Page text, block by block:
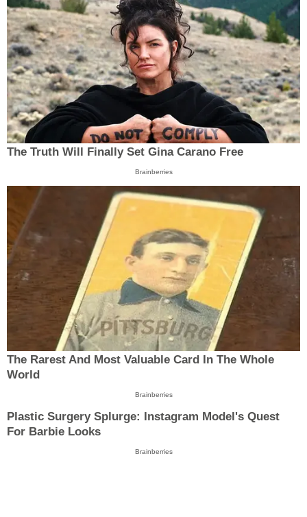
The Truth Will Finally Set Gina Carano Free
Brainberries
The Rarest And Most Valuable Card In The Whole
World
Brainberries
Plastic Surgery Splurge: Instagram Model's Quest
For Barbie Looks
Brainberries